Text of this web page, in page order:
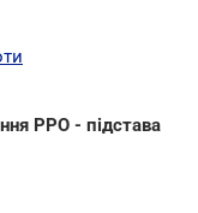
РРО - підстава